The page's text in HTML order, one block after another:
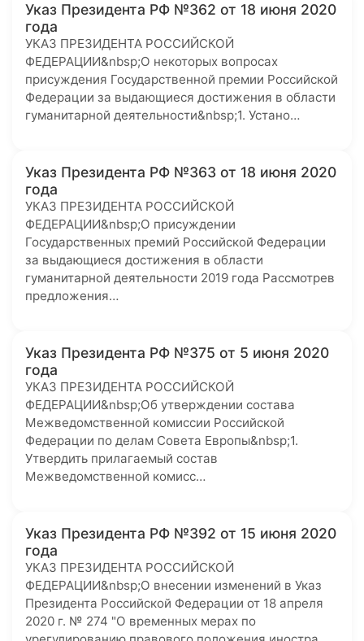
Указ Президента РФ №362 от 18 июня 2020
года
УКАЗ ПРЕЗИДЕНТА РОССИЙСКОЙ
ФЕДЕРАЦИИ&nbsp;О некоторых вопросах
присуждения Государственной премии Российской
Федерации за выдающиеся достижения в области
гуманитарной деятельности&nbsp;1. Устано…
Указ Президента РФ №363 от 18 июня 2020
года
УКАЗ ПРЕЗИДЕНТА РОССИЙСКОЙ
ФЕДЕРАЦИИ&nbsp;О присуждении
Государственных премий Российской Федерации
за выдающиеся достижения в области
гуманитарной деятельности 2019 года Рассмотрев
предложения…
Указ Президента РФ №375 от 5 июня 2020
года
УКАЗ ПРЕЗИДЕНТА РОССИЙСКОЙ
ФЕДЕРАЦИИ&nbsp;Об утверждении состава
Межведомственной комиссии Российской
Федерации по делам Совета Европы&nbsp;1.
Утвердить прилагаемый состав
Межведомственной комисс…
Указ Президента РФ №392 от 15 июня 2020
года
УКАЗ ПРЕЗИДЕНТА РОССИЙСКОЙ
ФЕДЕРАЦИИ&nbsp;О внесении изменений в Указ
Президента Российской Федерации от 18 апреля
2020 г. № 274 "О временных мерах по